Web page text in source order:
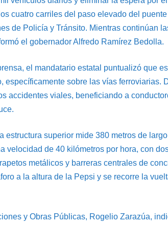
cuatro carriles del paso elevado del
de Policía y Tránsito. Mientras continúan
el gobernador Alfredo Ramírez Bedolla.
el mandatario estatal puntualizó que
específicamente sobre las vías ferroviarias.
accidentes viales, beneficiando a
estructura superior mide 380 metros de
velocidad de 40 kilómetros por hora, con
metálicos y barreras centrales de
a la altura de la Pepsi y se recorre la
y Obras Públicas, Rogelio Zarazúa,